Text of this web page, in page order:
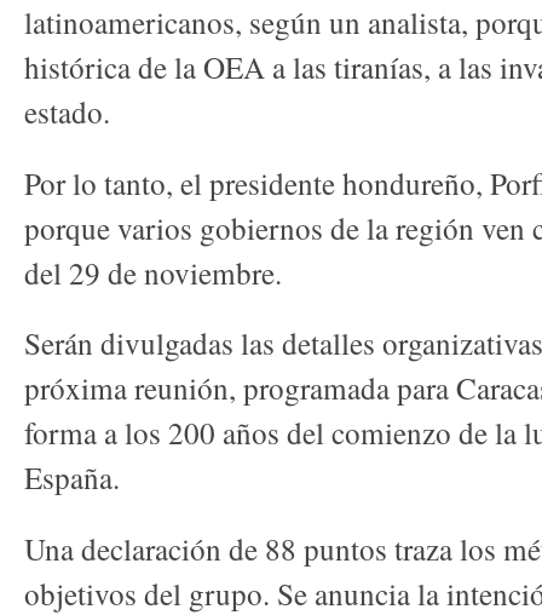
latinoamericanos, según un analista,
histórica de la OEA a las tiranías, a las
estado.
Por lo tanto, el presidente hondureño,
porque varios gobiernos de la región
del 29 de noviembre.
Serán divulgadas las detalles
próxima reunión, programada para
forma a los 200 años del comienzo de la
España.
Una declaración de 88 puntos traza los
objetivos del grupo. Se anuncia la